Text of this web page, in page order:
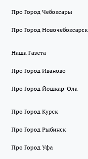
Про Город Чебоксары
Про Город Новочебоксарск
Наша Газета
Про Город Иваново
Про Город Йошкар-Ола
Про Город Курск
Про Город Рыбинск
Про Город Уфа